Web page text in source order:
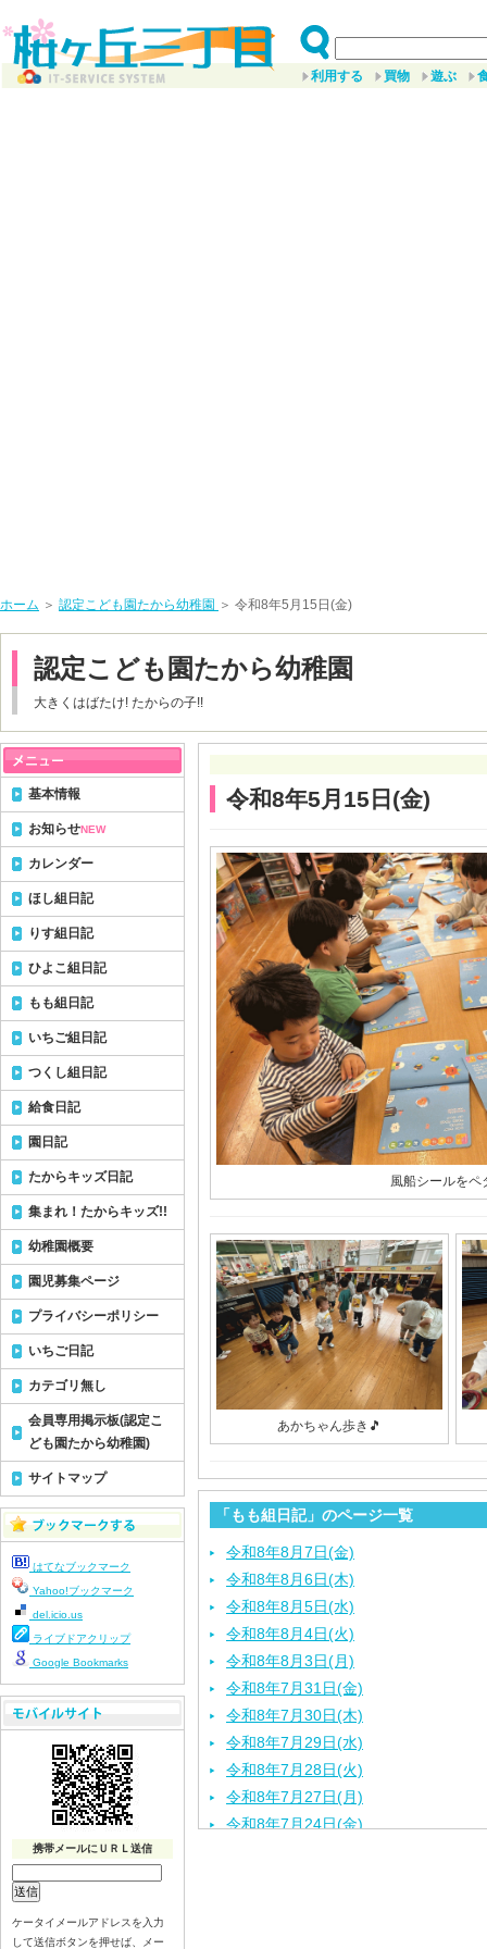
利用する 買物 遊ぶ
ホーム ＞ 認定こども園たから幼稚園 ＞ 令和8年5月15日(金)
認定こども園たから幼稚園
大きくはばたけ! たからの子!!
令和8年5月15日(金)
風船シールをペ
あかちゃん歩き🎵
「もも組日記」のページ一覧
令和8年8月7日(金)
令和8年8月6日(木)
令和8年8月5日(水)
令和8年8月4日(火)
令和8年8月3日(月)
令和8年7月31日(金)
令和8年7月30日(木)
令和8年7月29日(水)
令和8年7月28日(火)
令和8年7月27日(月)
令和8年7月24日(金)
基本情報
お知らせNEW
カレンダー
ほし組日記
りす組日記
ひよこ組日記
もも組日記
いちご組日記
つくし組日記
給食日記
園日記
たからキッズ日記
集まれ！たからキッズ!!
幼稚園概要
園児募集ページ
プライバシーポリシー
いちご日記
カテゴリ無し
会員専用掲示板(認定こ
ども園たから幼稚園)
サイトマップ
はてなブックマーク
Yahoo!ブックマーク
del.icio.us
ライブドアクリップ
Google Bookmarks
携帯メールにＵＲＬ送信
ケータイメールアドレスを入力
して送信ボタンを押せば、メー